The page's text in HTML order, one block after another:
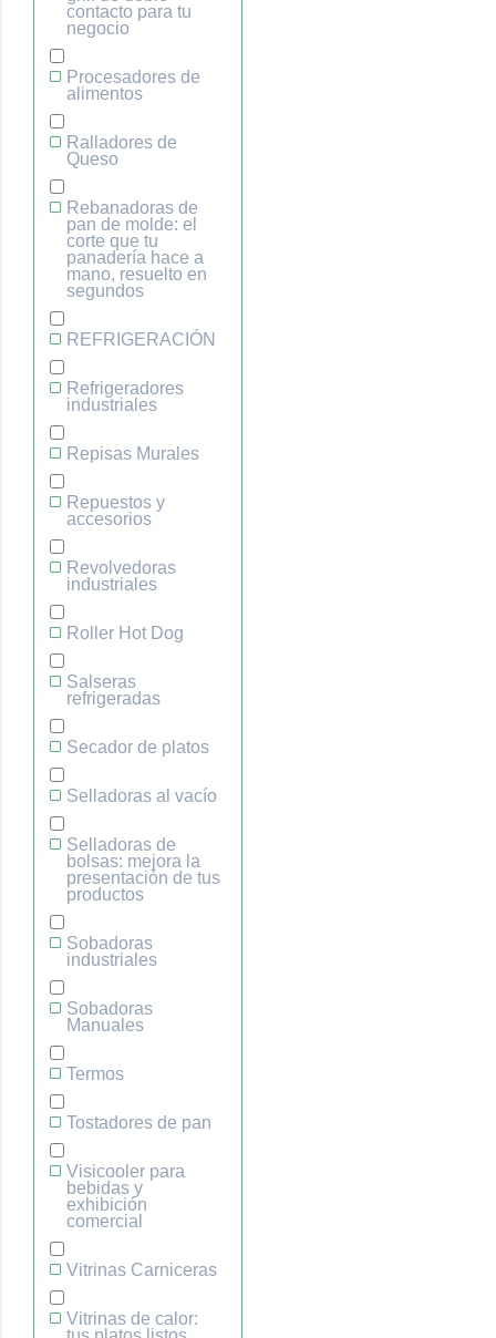
contacto para tu
negocio
Procesadores de
alimentos
Ralladores de
Queso
Rebanadoras de
pan de molde: el
corte que tu
panadería hace a
mano, resuelto en
segundos
REFRIGERACIÓN
Refrigeradores
industriales
Repisas Murales
Repuestos y
accesorios
Revolvedoras
industriales
Roller Hot Dog
Salseras
refrigeradas
Secador de platos
Selladoras al vacío
Selladoras de
bolsas: mejora la
presentación de tus
productos
Sobadoras
industriales
Sobadoras
Manuales
Termos
Tostadores de pan
Visicooler para
bebidas y
exhibición
comercial
Vitrinas Carniceras
Vitrinas de calor: